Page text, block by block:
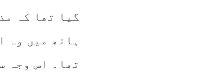
گیا تھا کہ
ہاتھ میں وہ
تھا۔ اس وجہ